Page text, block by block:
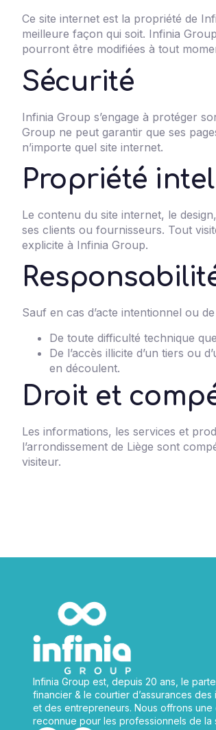
Ce site internet est la propriété de
meilleure façon qui soit. Infinia
pourront être modifiées à tout
Sécurité
Infinia Group s’engage à protéger
Group ne peut garantir que ses
n’importe quel site internet.
Propriété
Le contenu du site internet, le
ses clients ou fournisseurs. Tout
explicite à Infinia Group.
Sauf en cas d’acte intentionnel ou
De toute difficulté technique
De l’accès illicite d’un tiers ou
en découlent.
Droit et
Les informations, les services et
l’arrondissement de Liège sont
visiteur.
Infinia Group est, depuis 20 ans, le
financier & le courtier d’assurances
et des entrepreneurs. Nous offrons une
reconnue pour les professionnels de la